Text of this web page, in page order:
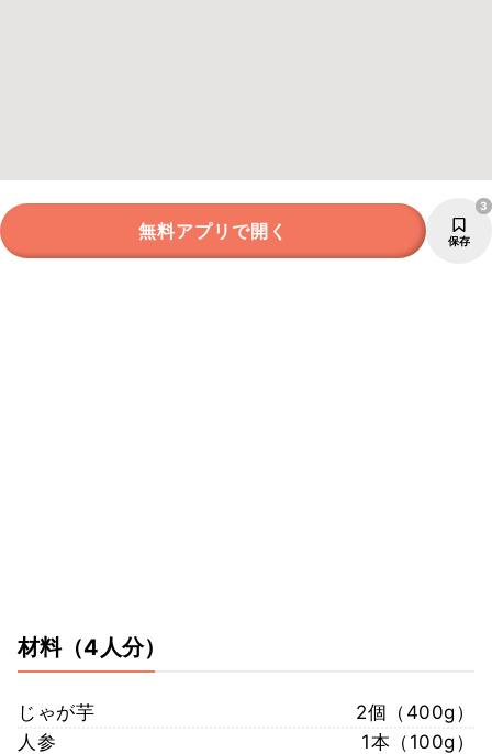
無料アプリで開く 保存
3
材料（4人分）
じゃが芋
2個（400g）
人参
1本（100g）